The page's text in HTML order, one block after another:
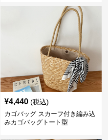
¥4,440 (税込)
カゴバッグ スカーフ付き編み込
みカゴバッグトート型